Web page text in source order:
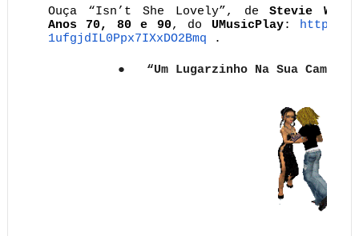
Ouça “Isn’t She Lovely”, deStevie
Anos 70, 80 e 90, do UMusicPlay: https://
1ufgjdIL0Ppx7IXxDO2Bmq .
● “Um Lugarzinho Na Sua